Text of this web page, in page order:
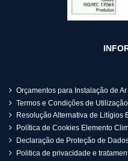
Orçamentos para Instalação de
Termos e Condições de
Resolução Alternativa de Litígios
Política de Cookies Elemento
Declaração de Proteção de
Politica de privacidade e